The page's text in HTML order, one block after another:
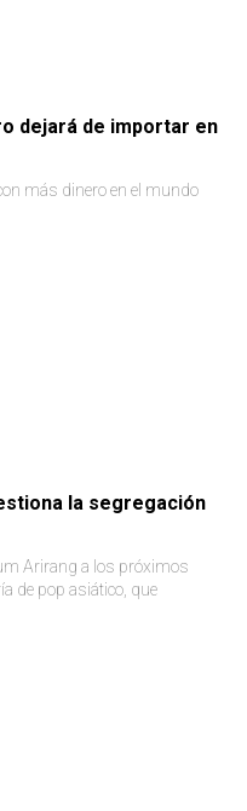
dejará de importar en
más dinero en el mundo
la segregación
Arirang a los próximos
de pop asiático, que